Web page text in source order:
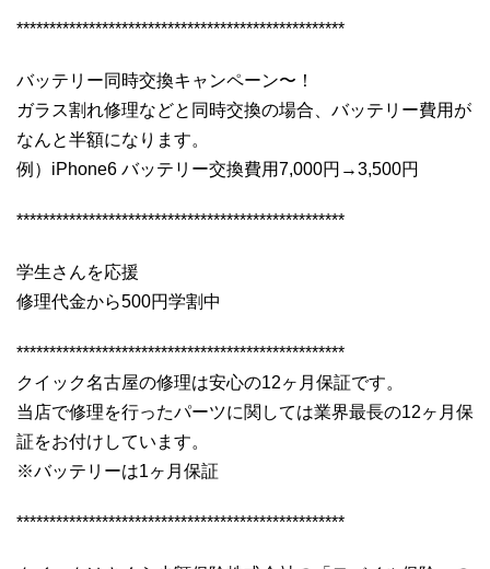
**************************************************
バッテリー同時交換キャンペーン〜！
ガラス割れ修理などと同時交換の場合、バッテリー費用が
なんと半額になります。
例）iPhone6 バッテリー交換費用7,000円→3,500円
**************************************************
学生さんを応援
修理代金から500円学割中
**************************************************
クイック名古屋の修理は安心の12ヶ月保証です。
当店で修理を行ったパーツに関しては業界最長の12ヶ月保
証をお付けしています。
※バッテリーは1ヶ月保証
**************************************************